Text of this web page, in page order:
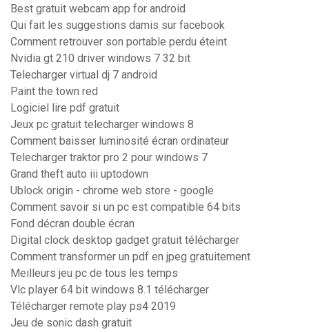
Best gratuit webcam app for android
Qui fait les suggestions damis sur facebook
Comment retrouver son portable perdu éteint
Nvidia gt 210 driver windows 7 32 bit
Telecharger virtual dj 7 android
Paint the town red
Logiciel lire pdf gratuit
Jeux pc gratuit telecharger windows 8
Comment baisser luminosité écran ordinateur
Telecharger traktor pro 2 pour windows 7
Grand theft auto iii uptodown
Ublock origin - chrome web store - google
Comment savoir si un pc est compatible 64 bits
Fond décran double écran
Digital clock desktop gadget gratuit télécharger
Comment transformer un pdf en jpeg gratuitement
Meilleurs jeu pc de tous les temps
Vlc player 64 bit windows 8.1 télécharger
Télécharger remote play ps4 2019
Jeu de sonic dash gratuit